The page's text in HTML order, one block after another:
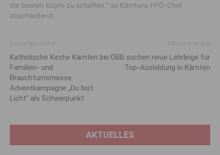
die besten Köpfe zu schaffen,“ so Kärntens FPÖ-Chef
abschließend.
Katholische Kirche Kärnten bei
Familien- und
Brauchtumsmesse:
Adventkampagne „Du bist
Licht“ als Schwerpunkt
ÖBB suchen neue Lehrlinge für
Top-Ausbildung in Kärnten
AKTUELLES